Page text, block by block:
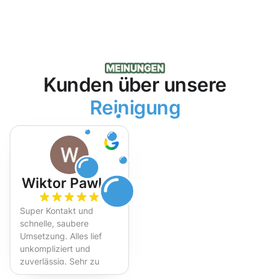
Kunden über unsere
Reinigung
Wiktor Pawlak
Super Kontakt und
schnelle, saubere
Umsetzung. Alles lief
unkompliziert und
zuverlässig. Sehr zu
empfehlen!